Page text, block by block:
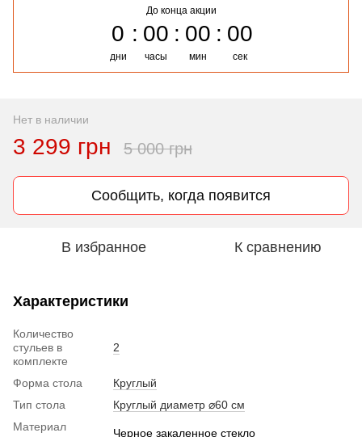
До конца акции
0
дни
00
часы
00
мин
00
сек
Нет в наличии
3 299 грн 5 000 грн
Сообщить, когда появится
В избранное К сравнению
Характеристики
Количество
стульев в
комплекте
2
Форма стола
Круглый
Тип стола
Круглый диаметр ⌀60 см
Материал
Черное закаленное стекло